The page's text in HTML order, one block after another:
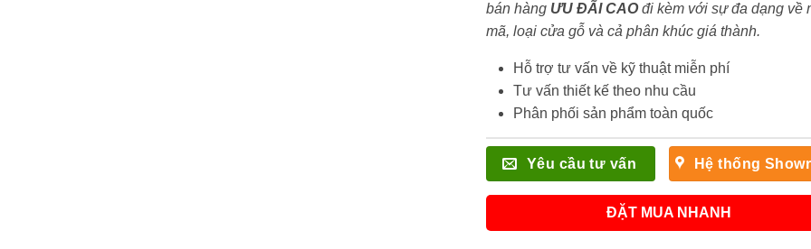
bán hàng ƯU ĐÃI CAOđi kèm với sự đa dạng về
mã, loại cửa gỗ và cả phân khúc giá thành.
Hỗ trợ tư vấn về kỹ thuật miễn phí
Tư vấn thiết kế theo nhu cầu
Phân phối sản phẩm toàn quốc
Yêu cầu tư vấn Hệ thống
ĐẶT MUA NHANH